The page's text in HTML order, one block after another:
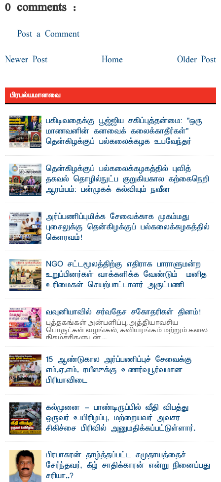
0 comments :
Post a Comment
Newer Post Older Post
Home
பிரபல்யமானவை
பகிடிவதைக்கு பூஜ்ஜிய சகிப்புத்தன்மை: "ஒரு
மாணவனின் கனவைக் கலைக்காதீர்கள்" –
தென்கிழக்குப் பல்கலைக்கழக உபவேந்தர்
"ஒ ரு மாணவனின் அல்லது மாணவியின் கனவு என்னால்
கலைக்கப்படாது" என்ற உறுதியை ஒவ்வொரு மாணவரும் ...
தென்கிழக்குப் பல்கலைக்கழகத்தில் புவித்
தகவல் தொழில்நுட்ப குறுகியகால கற்கைநெறி
ஆரம்பம்: பன்முகக் கல்வியும் நவீன
தொழில்நுட்பமும் காலத்தின் தேவை – பீடாதிபதி
பேராசிரியர் எம். எம். பாஸில்
தெ ன்கிழக்குப் பல்கலைக்கழகத்தின் கலை மற்றும் கலாசார
பீடத்தின் புவியியல் துறையினால் ...
அர்ப்பணிப்புமிக்க சேவைக்காக முகம்மது
புசைலுக்கு தென்கிழக்குப் பல்கலைக்கழகத்தில்
கௌரவம்!
NGO சட்டமூலத்திற்கு எதிராக பாராளுமன்ற
உறுப்பினர்கள் வாக்களிக்க வேண்டும் – மனித
உரிமைகள் செயற்பாட்டாளர் அருட்பணி
ஜே. எப். காமிலா பேகம்- இ லங்கை அரசாங்கம் அரசுசாரா
அமைப்புகள் (NGO) தொடர்பான புதிய சட்டமூலத்தை ...
வவுனியாவில் சர்வதேச சகோதரிகள் தினம்!
புத்தகங்கள் அன்பளிப்பு, அத்தியாவசிய
பொருட்கள் வழங்கல், கவியரங்கம் மற்றும் கலை
நிகழ்ச்சிகளுடன் ...
15 ஆண்டுகால அர்ப்பணிப்புச் சேவைக்கு
எம்.ஏ.எம். ரயீஸுக்கு உணர்வுபூர்வமான
பிரியாவிடை
கல்முனை - பாண்டிருப்பில் வீதி விபத்து
ஒருவர் உயிரிழப்பு, மற்றையவர் அவசர
சிகிச்சை பிரிவில் அனுமதிக்கப்பட்டுள்ளார்.
பாண்டிருப்பு ...பிரபாகரன் தாழ்த்தப்பட்ட சமுதாயத்தைச்
சேர்ந்தவர், கீழ் சாதிக்காரன் என்று நினைப்பது
சரியா..?